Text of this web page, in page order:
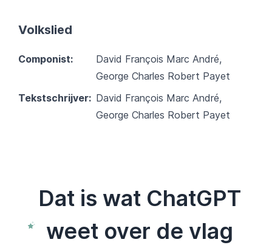
Volkslied
Componist:
David François Marc André,
George Charles Robert Payet
Tekstschrijver: David François Marc André,
George Charles Robert Payet
Dat is wat ChatGPT
weet over de vlag